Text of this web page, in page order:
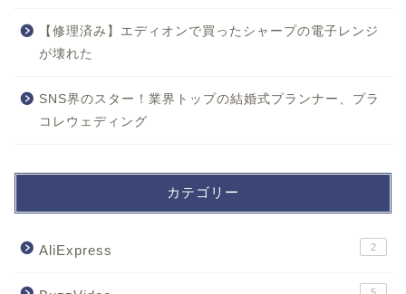
【修理済み】エディオンで買ったシャープの電子レンジ
が壊れた
SNS界のスター！業界トップの結婚式プランナー、プラ
コレウェディング
カテゴリー
AliExpress 2